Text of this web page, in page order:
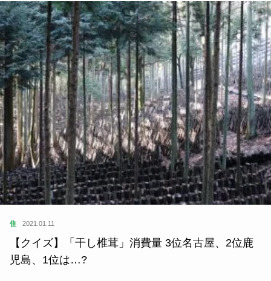
住 2021.01.11
【クイズ】「干し椎茸」消費量 3位名古屋、2位鹿
児島、1位は…?